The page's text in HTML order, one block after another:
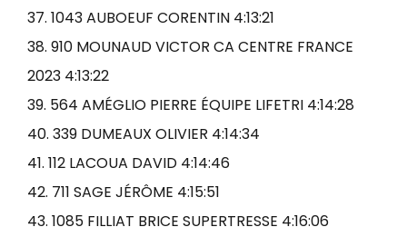
37. 1043 AUBOEUF CORENTIN 4:13:21
38. 910 MOUNAUD VICTOR CA CENTRE FRANCE
2023 4:13:22
39. 564 AMÉGLIO PIERRE ÉQUIPE LIFETRI 4:14:28
40. 339 DUMEAUX OLIVIER 4:14:34
41. 112 LACOUA DAVID 4:14:46
42. 711 SAGE JÉRÔME 4:15:51
43. 1085 FILLIAT BRICE SUPERTRESSE 4:16:06